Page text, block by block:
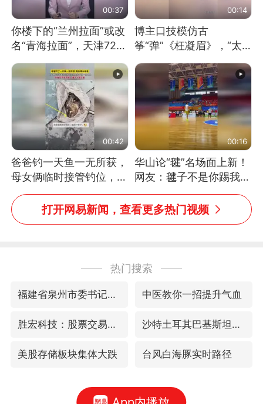
00:37
你楼下的“兰州拉面”或改
名“青海拉面”，天津72家
面馆已集体更换招牌
00:14
博主口技模仿古
筝“弹”《枉凝眉》，“太
像了～你是吃古筝长大的
吗？”“或将成为首位考级
不带古筝的选手。”（来
源：新华每日电讯）
00:42
爸爸钓一天鱼一无所获，
母女俩临时接管钓位，用
玩具鱼竿钓上大鱼
00:16
华山论“毽”名场面上新！
网友：毽子不是你踢我
捡，我踢你捡吗
打开网易新闻，查看更多热门视频
热门搜索
福建省泉州市委书记张毅恭接受纪律审查和监察调查 中医教你一招提升气血
胜宏科技：股票交易异常波动 沙特土耳其巴基斯坦签署共同防务协议
美股存储板块集体大跌 台风白海豚实时路径